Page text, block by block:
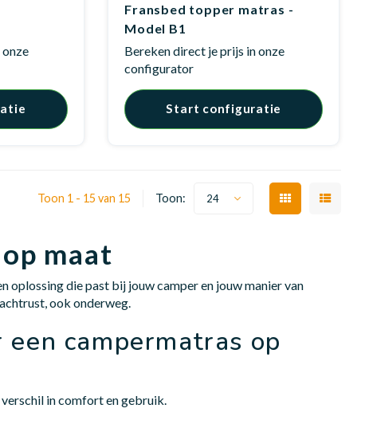
Fransbed topper matras -
Model B1
Bereken direct je prijs in onze
configurator
Start configuratie
Toon 1 - 15 van 15 Toon: 24
maat
oplossing die past bij jouw camper en jouw manier van
ook onderweg.
campermatras op
in comfort en gebruik.